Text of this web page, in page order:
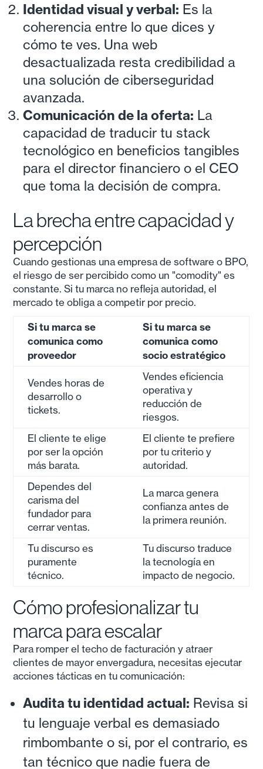
Identidad visual y verbal: Es la
coherencia entre lo que dices y
cómo te ves. Una web
desactualizada resta credibilidad a
una solución de ciberseguridad
avanzada.
Comunicación de la oferta: La
capacidad de traducir tu stack
tecnológico en beneficios tangibles
para el director financiero o el CEO
que toma la decisión de compra.
La brecha entre capacidad y
percepción
Cuando gestionas una empresa de software o BPO,
el riesgo de ser percibido como un "comodity" es
constante. Si tu marca no refleja autoridad, el
mercado te obliga a competir por precio.
Si tu marca se
comunica como
proveedor
Si tu marca se
comunica como
socio estratégico
Vendes horas de
desarrollo o
tickets.
Vendes eficiencia
operativa y
reducción de
riesgos.
El cliente te elige
por ser la opción
más barata.
El cliente te prefiere
por tu criterio y
autoridad.
Dependes del
carisma del
fundador para
cerrar ventas.
La marca genera
confianza antes de
la primera reunión.
Tu discurso es
puramente
técnico.
Tu discurso traduce
la tecnología en
impacto de negocio.
Cómo profesionalizar tu
marca para escalar
Para romper el techo de facturación y atraer
clientes de mayor envergadura, necesitas ejecutar
acciones tácticas en tu comunicación:
Audita tu identidad actual: Revisa si
tu lenguaje verbal es demasiado
rimbombante o si, por el contrario, es
tan técnico que nadie fuera de